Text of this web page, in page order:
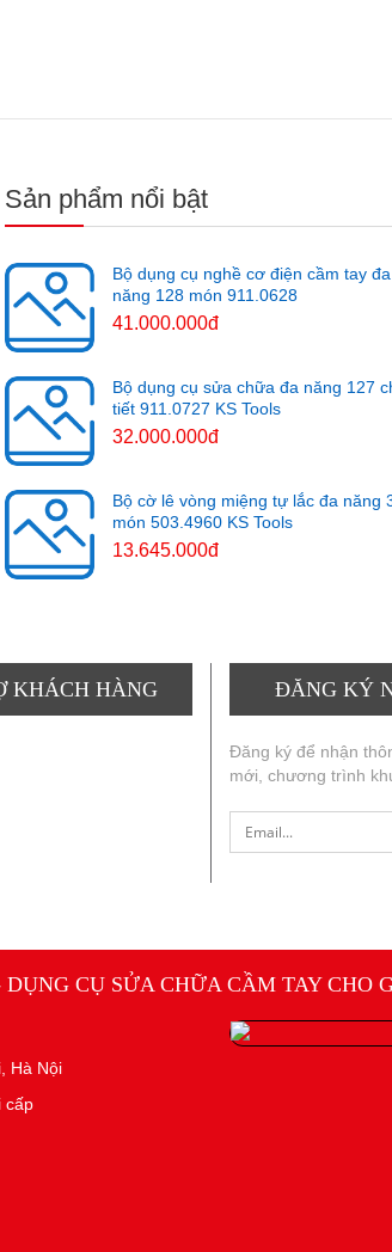
Sản phẩm nổi bật
Bộ dụng cụ nghề cơ điện cầm tay đa
năng 128 món 911.0628
41.000.000đ
Bộ dụng cụ sửa chữa đa năng 127
tiết 911.0727 KS Tools
32.000.000đ
Bộ cờ lê vòng miệng tự lắc đa năng
món 503.4960 KS Tools
13.645.000đ
KHÁCH HÀNG ĐĂNG KÝ
Đăng ký để nhận
mới, chương trình
CỤ SỬA CHỮA CẦM TAY CHO
Hà Nội
cấp